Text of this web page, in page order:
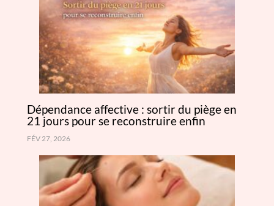
Dépendance affective : sortir du piège en
21 jours pour se reconstruire enfin
FÉV 27, 2026